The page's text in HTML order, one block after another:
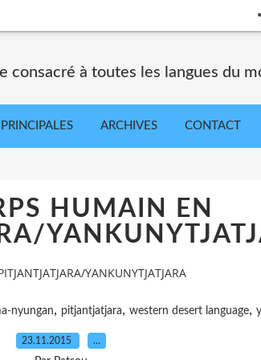
consacré à toutes les langues du
ARCHIVES CONTACT
HUMAIN EN
YANKUNYTJATJARA
nyungan, pitjantjatjara, western desert language,
23.11.2015 …